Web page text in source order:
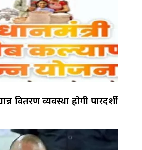
वितरण व्यवस्था होगी पारदर्शी